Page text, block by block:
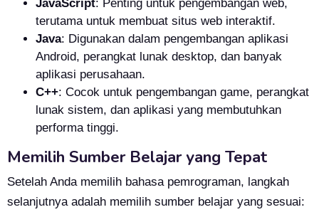
JavaScript: Penting untuk pengembangan web,
terutama untuk membuat situs web interaktif.
Java: Digunakan dalam pengembangan aplikasi
Android, perangkat lunak desktop, dan banyak
aplikasi perusahaan.
C++: Cocok untuk pengembangan game, perangkat
lunak sistem, dan aplikasi yang membutuhkan
performa tinggi.
Memilih Sumber Belajar yang Tepat
Setelah Anda memilih bahasa pemrograman, langkah
selanjutnya adalah memilih sumber belajar yang sesuai: